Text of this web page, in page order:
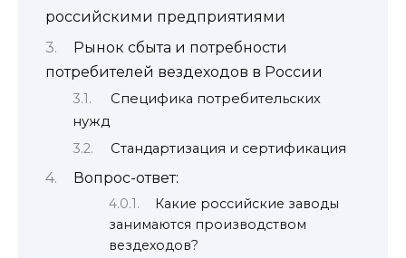
российскими предприятиями
Рынок сбыта и потребности
потребителей вездеходов в России
Специфика потребительских
нужд
Стандартизация и сертификация
Вопрос-ответ:
Какие российские заводы
занимаются производством
вездеходов?